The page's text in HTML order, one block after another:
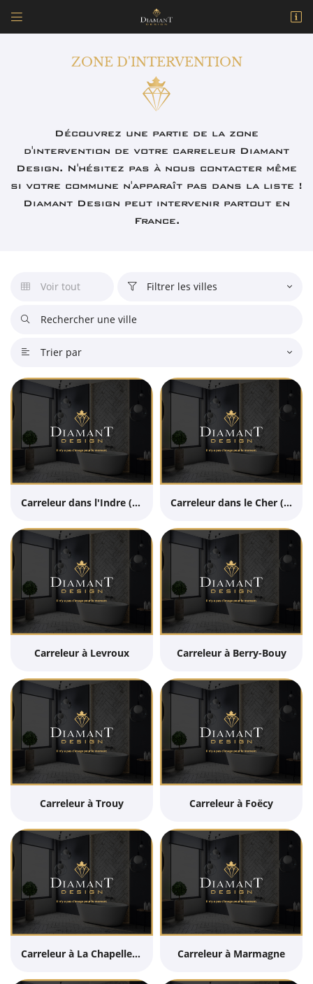
 
171 Avenue Raoul Aladenize
09 77 32 11 37
Adresse email de réception
INSCRIPTION
ZONE D'INTERVENTION
Découvrez une partie de la zone
d'intervention de votre carreleur Diamant
Design. N'hésitez pas à nous contacter même
si votre commune n'apparaît pas dans la liste !
Diamant Design peut intervenir partout en
France.
 Voir tout  Filtrer les villes

 Trier par
Carreleur dans l'Indre (36) Carreleur dans le Cher (18)
Carreleur à Levroux Carreleur à Berry-Bouy
Carreleur à Trouy Carreleur à Foëcy
Carreleur à La Chapelle-Saint-Ursin Carreleur à Marmagne